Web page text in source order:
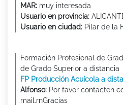
MAR: muy interesada
Usuario en provincia:
Usuario en ciudad: Pilar de la
Formación Profesional de
de Grado Superior a distancia
FP Producción Acuícola a
Alfonso: Por favor contacten
mail.rnGracias